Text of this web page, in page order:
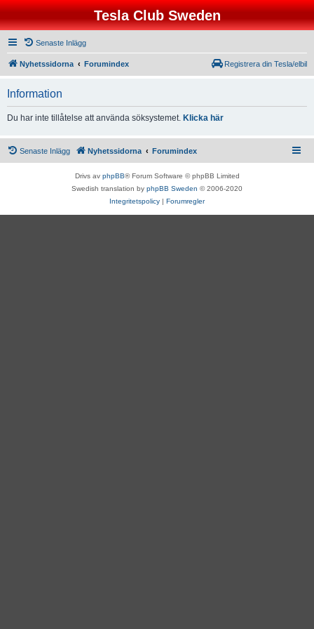
Tesla Club Sweden
Senaste Inlägg
Nyhetssidorna Forumindex Registrera din Tesla/elbil
Information
Du har inte tillåtelse att använda söksystemet. Klicka här
Senaste Inlägg Nyhetssidorna Forumindex
Drivs av phpBB® Forum Software © phpBB Limited
Swedish translation by phpBB Sweden © 2006-2020
Integritetspolicy | Forumregler